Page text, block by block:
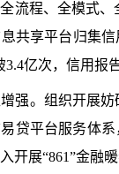
流程、全模式
共享平台归集
3.4亿次，信用报
。组织开展妨碍
贷平台服务体
开展“861”金融